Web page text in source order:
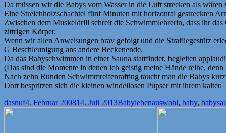
Da müssen wir die Babys vom Wasser in die Luft strecken als
Eine Streichholzschachtel fünf Minuten mit horizontal gestreckten
Zwischen dem Muskeldrill schreit die Schwimmlehrerin, dass ihr
zittrigen Körper.
Wenn wir allen Anweisungen brav gefolgt und die Strafliegestütz
G Beschleunigung ans andere Beckenende.
Da das Babyschwimmen in einer Sauna stattfindet, begleiten
(Das sind die Momente in denen ich geistig meine Hände reibe,
Nach zehn Runden Schwimmreifenrafting taucht man die Babys
Dort bespritzen sich die kleinen windellosen Pupser mit ihrem
Autor
dasnufVeröffentlicht
4. Februar 200814. Juli 2013Kategorien
BabylebenSchlagwörter
auswahl, baby,